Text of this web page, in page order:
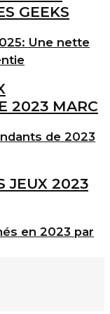
Une nette
de 2023
en 2023 par